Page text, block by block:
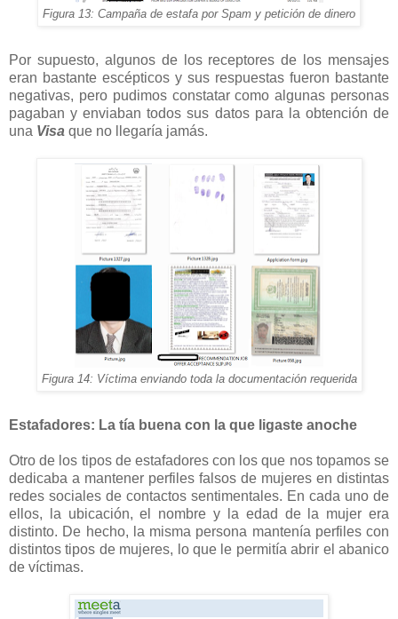
Figura 13: Campaña de estafa por Spam y petición de dinero
Por supuesto, algunos de los receptores de los mensajes
eran bastante escépticos y sus respuestas fueron bastante
negativas, pero pudimos constatar como algunas personas
pagaban y enviaban todos sus datos para la obtención de
una Visa que no llegaría jamás.
Figura 14: Víctima enviando toda la documentación requerida
Estafadores: La tía buena con la que ligaste anoche
Otro de los tipos de estafadores con los que nos topamos se
dedicaba a mantener perfiles falsos de mujeres en distintas
redes sociales de contactos sentimentales. En cada uno de
ellos, la ubicación, el nombre y la edad de la mujer era
distinto. De hecho, la misma persona mantenía perfiles con
distintos tipos de mujeres, lo que le permitía abrir el abanico
de víctimas.